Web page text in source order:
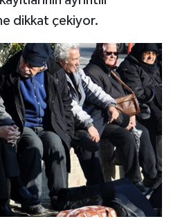
dikkat çekiyor.